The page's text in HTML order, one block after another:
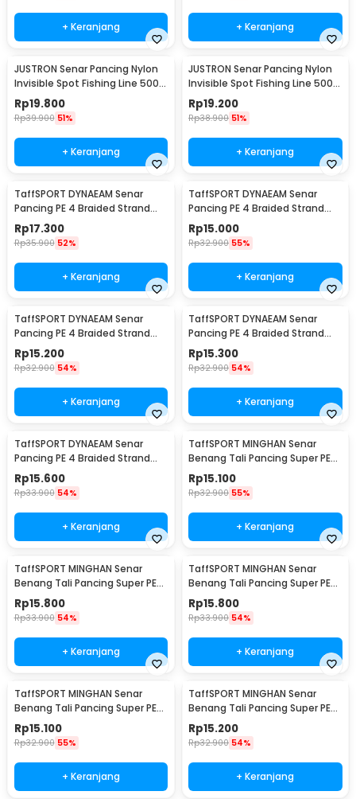
+ Keranjang + Keranjang
JUSTRON Senar Pancing Nylon
Invisible Spot Fishing Line 500M
4.0 - MR-500M
Rp19.800
Rp39.900 51%
+ Keranjang
JUSTRON Senar Pancing Nylon
Invisible Spot Fishing Line 500M
6.0 - MR-500M
Rp19.200
Rp38.900 51%
+ Keranjang
TaffSPORT DYNAEAM Senar
Pancing PE 4 Braided Strand
Fishing Line 100M 0.2 - FM10
Rp17.300
Rp35.900 52%
+ Keranjang
TaffSPORT DYNAEAM Senar
Pancing PE 4 Braided Strand
Fishing Line 100M 0.6 - FM10
Rp15.000
Rp32.900 55%
+ Keranjang
TaffSPORT DYNAEAM Senar
Pancing PE 4 Braided Strand
Fishing Line 100M 0.4 - FM10
Rp15.200
Rp32.900 54%
+ Keranjang
TaffSPORT DYNAEAM Senar
Pancing PE 4 Braided Strand
Fishing Line 100M 0.8 - FM10
Rp15.300
Rp32.900 54%
+ Keranjang
TaffSPORT DYNAEAM Senar
Pancing PE 4 Braided Strand
Fishing Line 100M 1.0 - FM10
Rp15.600
Rp33.900 54%
+ Keranjang
TaffSPORT MINGHAN Senar
Benang Tali Pancing Super PE
Braided Line 100M 0.4 - X4
Rp15.100
Rp32.900 55%
+ Keranjang
TaffSPORT MINGHAN Senar
Benang Tali Pancing Super PE
Braided Line 100M 0.8 - X4
Rp15.800
Rp33.900 54%
+ Keranjang
TaffSPORT MINGHAN Senar
Benang Tali Pancing Super PE
Braided Line 100M 1.0 - X4
Rp15.800
Rp33.900 54%
+ Keranjang
TaffSPORT MINGHAN Senar
Benang Tali Pancing Super PE
Braided Line 100M 2.0 - X4
Rp15.100
Rp32.900 55%
+ Keranjang
TaffSPORT MINGHAN Senar
Benang Tali Pancing Super PE
Braided Line 100M 3.0 - X4
Rp15.200
Rp32.900 54%
+ Keranjang